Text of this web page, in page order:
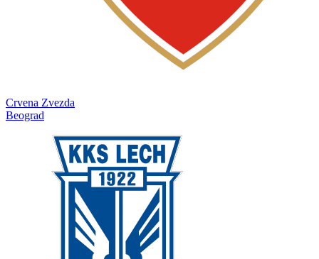
Crvena Zvezda
Beograd